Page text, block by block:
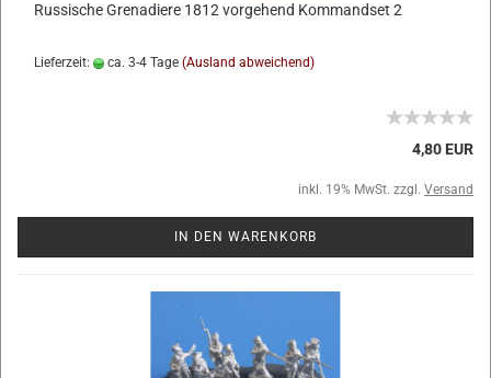
Russische Grenadiere 1812 vorgehend Kommandset 2
Lieferzeit: ca. 3-4 Tage (Ausland abweichend)
4,80 EUR
inkl. 19% MwSt. zzgl. Versand
IN DEN WARENKORB